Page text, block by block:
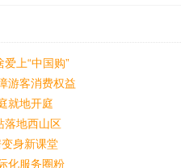
上“中国购”
游客消费权益
就地开庭
落地西山区
身新课堂
化服务圈粉